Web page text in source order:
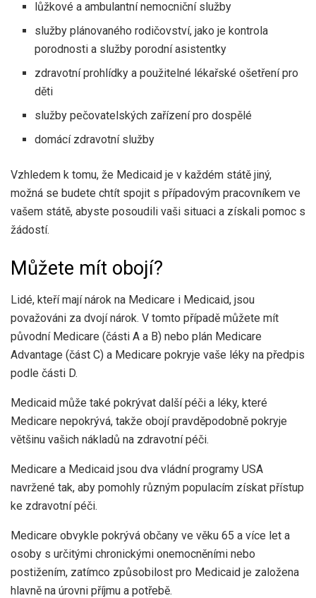
lůžkové a ambulantní nemocniční služby
služby plánovaného rodičovství, jako je kontrola
porodnosti a služby porodní asistentky
zdravotní prohlídky a použitelné lékařské ošetření pro
děti
služby pečovatelských zařízení pro dospělé
domácí zdravotní služby
Vzhledem k tomu, že Medicaid je v každém státě jiný,
možná se budete chtít spojit s případovým pracovníkem ve
vašem státě, abyste posoudili vaši situaci a získali pomoc s
žádostí.
Můžete mít obojí?
Lidé, kteří mají nárok na Medicare i Medicaid, jsou
považováni za dvojí nárok. V tomto případě můžete mít
původní Medicare (části A a B) nebo plán Medicare
Advantage (část C) a Medicare pokryje vaše léky na předpis
podle části D.
Medicaid může také pokrývat další péči a léky, které
Medicare nepokrývá, takže obojí pravděpodobně pokryje
většinu vašich nákladů na zdravotní péči.
Medicare a Medicaid jsou dva vládní programy USA
navržené tak, aby pomohly různým populacím získat přístup
ke zdravotní péči.
Medicare obvykle pokrývá občany ve věku 65 a více let a
osoby s určitými chronickými onemocněními nebo
postižením, zatímco způsobilost pro Medicaid je založena
hlavně na úrovni příjmu a potřebě.